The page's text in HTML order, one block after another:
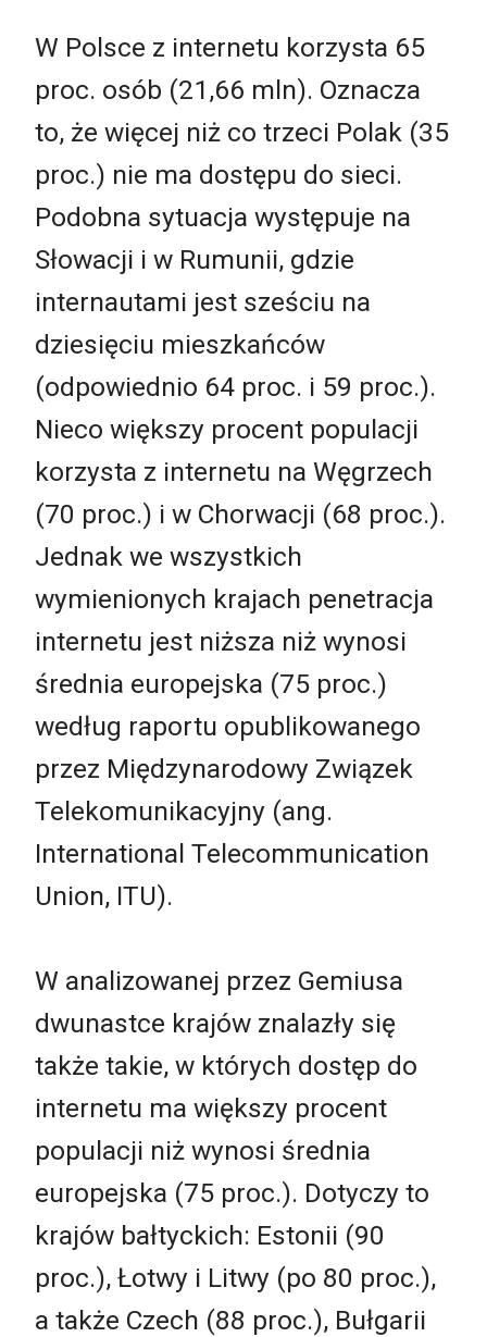
W Polsce z internetu korzysta 65
proc. osób (21,66 mln). Oznacza
to, że więcej niż co trzeci Polak (35
proc.) nie ma dostępu do sieci.
Podobna sytuacja występuje na
Słowacji i w Rumunii, gdzie
internautami jest sześciu na
dziesięciu mieszkańców
(odpowiednio 64 proc. i 59 proc.).
Nieco większy procent populacji
korzysta z internetu na Węgrzech
(70 proc.) i w Chorwacji (68 proc.).
Jednak we wszystkich
wymienionych krajach penetracja
internetu jest niższa niż wynosi
średnia europejska (75 proc.)
według raportu opublikowanego
przez Międzynarodowy Związek
Telekomunikacyjny (ang.
International Telecommunication
Union, ITU).
W analizowanej przez Gemiusa
dwunastce krajów znalazły się
także takie, w których dostęp do
internetu ma większy procent
populacji niż wynosi średnia
europejska (75 proc.). Dotyczy to
krajów bałtyckich: Estonii (90
proc.), Łotwy i Litwy (po 80 proc.),
a także Czech (88 proc.), Bułgarii